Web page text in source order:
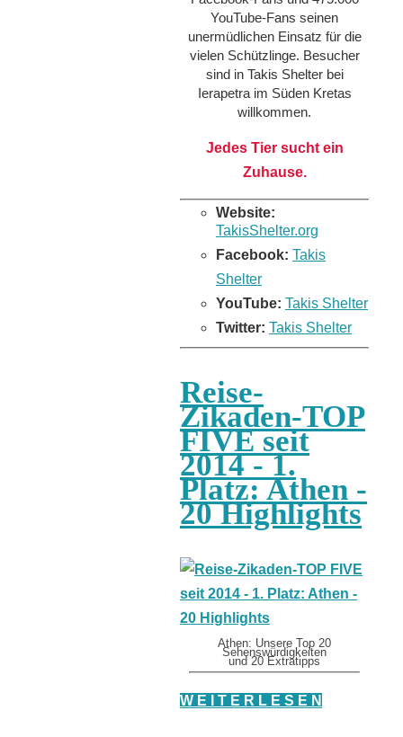
YouTube-Fans seinen
unermüdlichen Einsatz für die
vielen Schützlinge. Besucher
sind in Takis Shelter bei
Ierapetra im Süden Kretas
willkommen.
Jedes Tier sucht ein
Zuhause.
Website:
TakisShelter.org
Facebook: Takis
Shelter
YouTube: Takis Shelter
Twitter: Takis Shelter
Reise-
Zikaden-TOP
FIVE seit
2014 - 1.
Platz: Athen -
20 Highlights
Athen: Unsere Top 20
Sehenswürdigkeiten
und 20 Extratipps
W E I T E R L E S E N